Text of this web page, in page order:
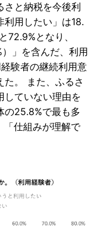
さと納税を今後利
利用したい」は18.
72.9%となり、
）」を含んだ、利用
験者の継続利用意
た。 また、ふるさ
していない理由を
の25.8%で最も多
「仕組みが理解で